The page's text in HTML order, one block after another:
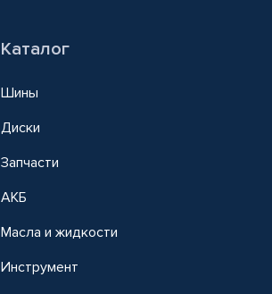
Каталог
Шины
Диски
Запчасти
АКБ
Масла и жидкости
Инструмент